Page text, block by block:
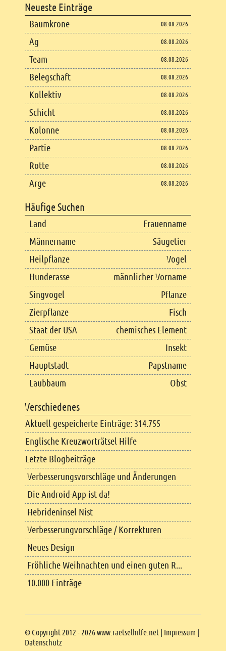
Copyright
© Copyright 2012 - 2026 www.raetselhilfe.net | Impressum |
Datenschutz
Footer content
Neueste Einträge
Baumkrone 08.08.2026
Ag 08.08.2026
Team 08.08.2026
Belegschaft 08.08.2026
Kollektiv 08.08.2026
Schicht 08.08.2026
Kolonne 08.08.2026
Partie 08.08.2026
Rotte 08.08.2026
Arge 08.08.2026
Häufige Suchen
Land
Frauenname
Männername
Säugetier
Heilpflanze
Vogel
Hunderasse
männlicher Vorname
Singvogel
Pflanze
Zierpflanze
Fisch
Staat der USA
chemisches Element
Gemüse
Insekt
Hauptstadt
Papstname
Laubbaum
Obst
Verschiedenes
Aktuell gespeicherte Einträge: 314.755
Englische Kreuzworträtsel Hilfe
Letzte Blogbeiträge
Verbesserungsvorschläge und Änderungen
Die Android-App ist da!
Hebrideninsel Nist
Verbesserungvorschläge / Korrekturen
Neues Design
Fröhliche Weihnachten und einen guten R...
10.000 Einträge